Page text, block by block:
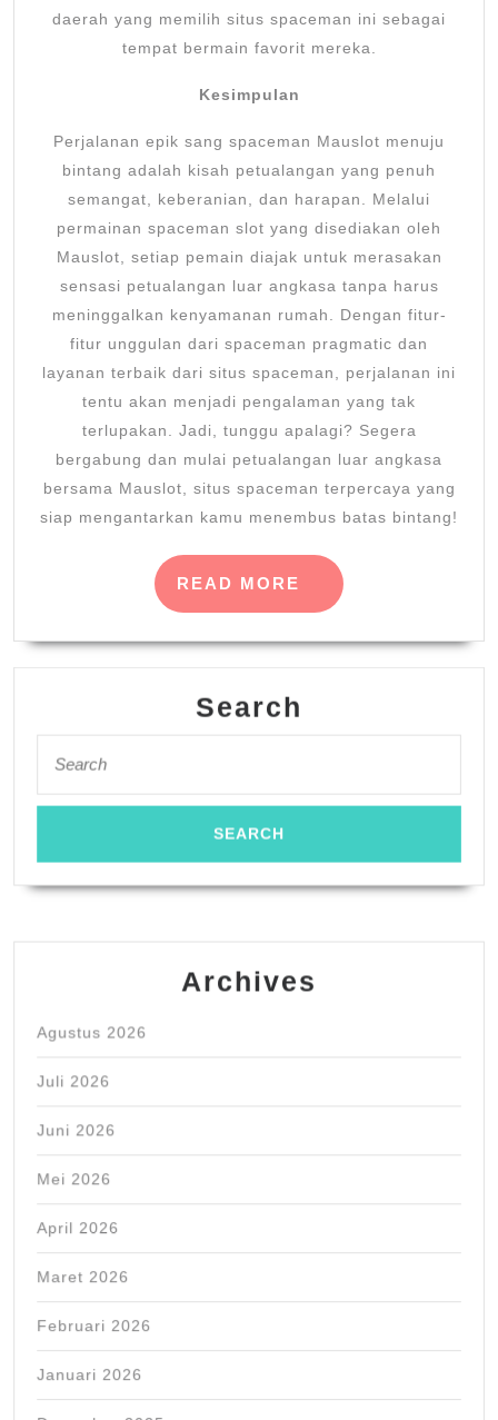
daerah yang memilih situs spaceman ini sebagai
tempat bermain favorit mereka.
Kesimpulan
Perjalanan epik sang spaceman Mauslot menuju
bintang adalah kisah petualangan yang penuh
semangat, keberanian, dan harapan. Melalui
permainan spaceman slot yang disediakan oleh
Mauslot, setiap pemain diajak untuk merasakan
sensasi petualangan luar angkasa tanpa harus
meninggalkan kenyamanan rumah. Dengan fitur-
fitur unggulan dari spaceman pragmatic dan
layanan terbaik dari situs spaceman, perjalanan ini
tentu akan menjadi pengalaman yang tak
terlupakan. Jadi, tunggu apalagi? Segera
bergabung dan mulai petualangan luar angkasa
bersama Mauslot, situs spaceman terpercaya yang
siap mengantarkan kamu menembus batas bintang!
READ MORE
READ
MORE
Search
for:
Archives
Agustus 2026
Juli 2026
Juni 2026
Mei 2026
April 2026
Maret 2026
Februari 2026
Januari 2026